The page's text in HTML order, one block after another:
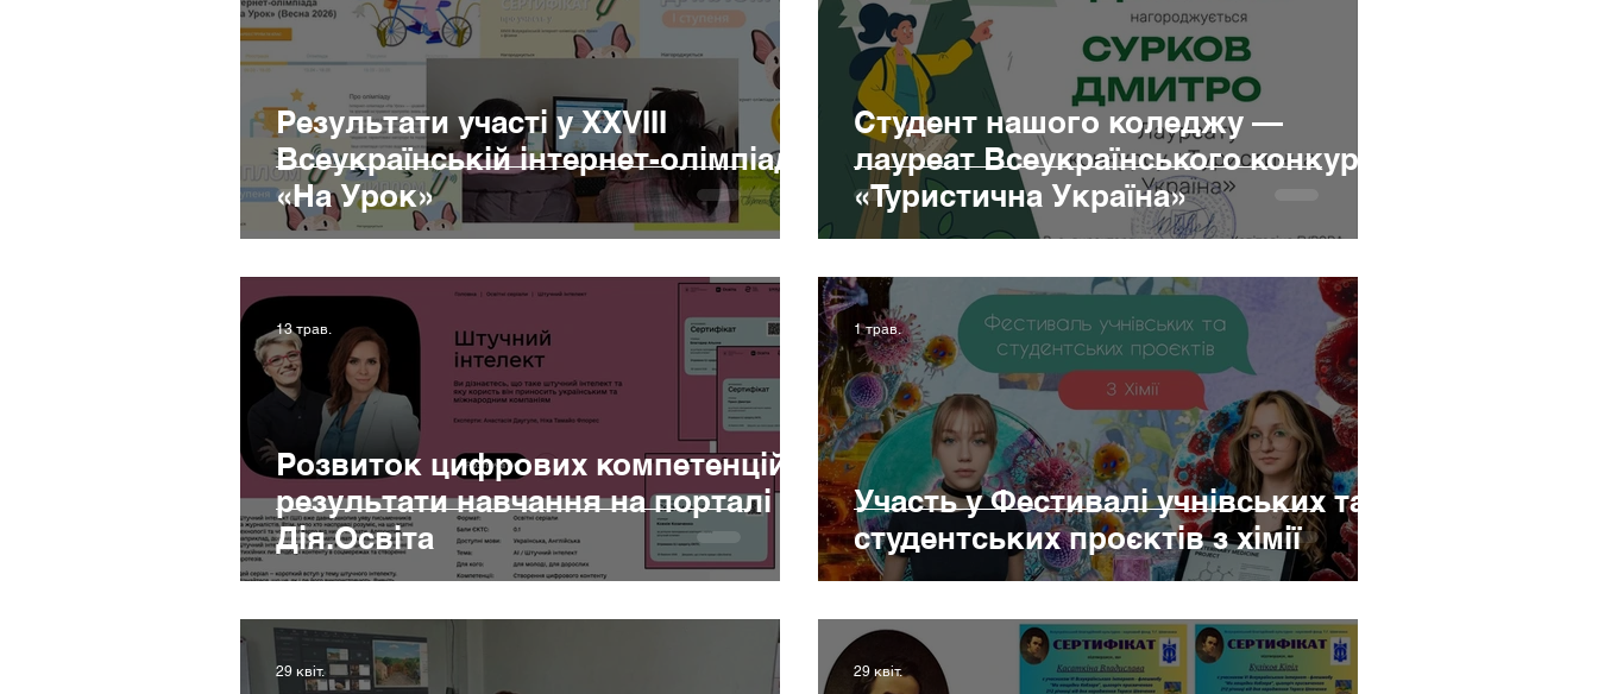
Результати участі у XXVIII
Всеукраїнській інтернет-олімпіаді
«На Урок»
Студент нашого коледжу —
лауреат Всеукраїнського конкурсу
«Туристична Україна»
Розвиток цифрових компетенцій:
результати навчання на порталі
Дія.Освіта
13 трав.
Участь у Фестивалі учнівських та
студентських проєктів з хімії
1 трав.
29 квіт. 29 квіт.